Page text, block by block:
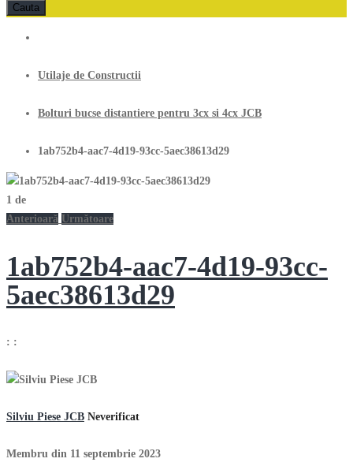
Cauta
Utilaje de Constructii
Bolturi bucse distantiere pentru 3cx si 4cx JCB
1ab752b4-aac7-4d19-93cc-5aec38613d29
1 de
Anterioară Următoare
1ab752b4-aac7-4d19-93cc-
5aec38613d29
: :
Silviu Piese JCB Neverificat
Membru din 11 septembrie 2023